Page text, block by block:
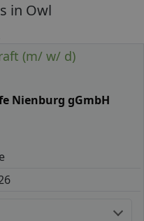
in Owl
(m/ w/ d)
Nienburg gGmbH